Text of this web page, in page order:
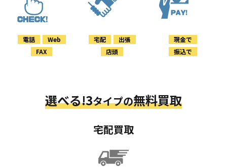
電話
Web
FAX
宅配
出張
店頭
現金で
振込で
選べる!3タイプの無料買取
宅配買取